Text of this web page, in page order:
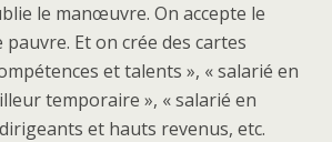
le manœuvre. On accepte le
Et on crée des cartes
et talents », « salarié en
temporaire », « salarié en
et hauts revenus, etc.